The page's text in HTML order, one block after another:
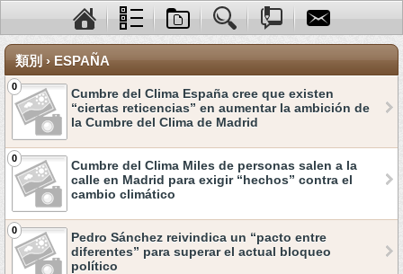
類別 › ESPAÑA
0
Cumbre del Clima España cree que existen
“ciertas reticencias” en aumentar la ambición de
la Cumbre del Clima de Madrid
0
Cumbre del Clima Miles de personas salen a la
calle en Madrid para exigir “hechos” contra el
cambio climático
0
Pedro Sánchez reivindica un “pacto entre
diferentes” para superar el actual bloqueo
político